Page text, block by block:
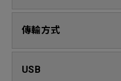
傳輸方式
USB